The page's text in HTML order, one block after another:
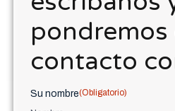
pondremos
contacto
Su nombre(Obligatorio)